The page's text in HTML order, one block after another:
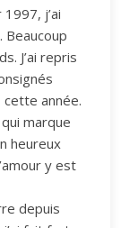
j’ai
Beaucoup
J’ai repris
année.
marque
heureux
y est
depuis